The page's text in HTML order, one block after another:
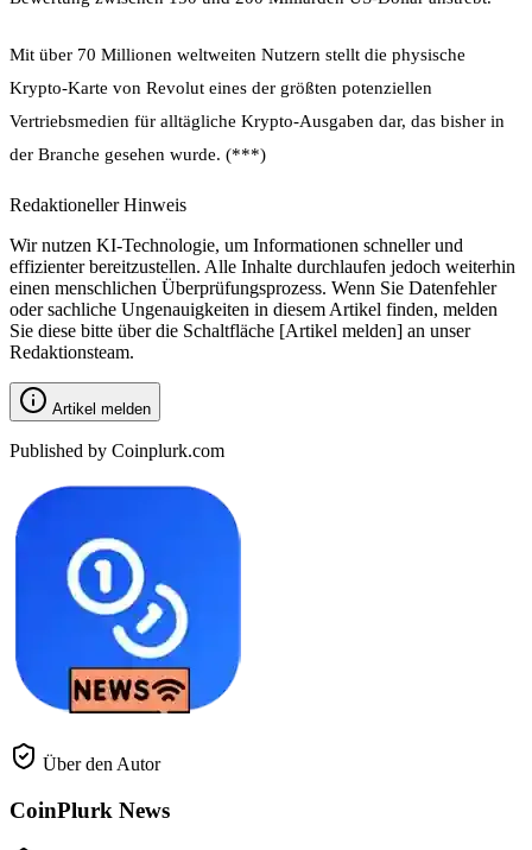
Mit über 70 Millionen weltweiten Nutzern stellt die physische
Krypto-Karte von Revolut eines der größten potenziellen
Vertriebsmedien für alltägliche Krypto-Ausgaben dar, das bisher in
der Branche gesehen wurde. (***)
Redaktioneller Hinweis
Wir nutzen KI-Technologie, um Informationen schneller und
effizienter bereitzustellen. Alle Inhalte durchlaufen jedoch weiterhin
einen menschlichen Überprüfungsprozess. Wenn Sie Datenfehler
oder sachliche Ungenauigkeiten in diesem Artikel finden, melden
Sie diese bitte über die Schaltfläche [Artikel melden] an unser
Redaktionsteam.
Artikel melden
Published by Coinplurk.com
Über den Autor
CoinPlurk News